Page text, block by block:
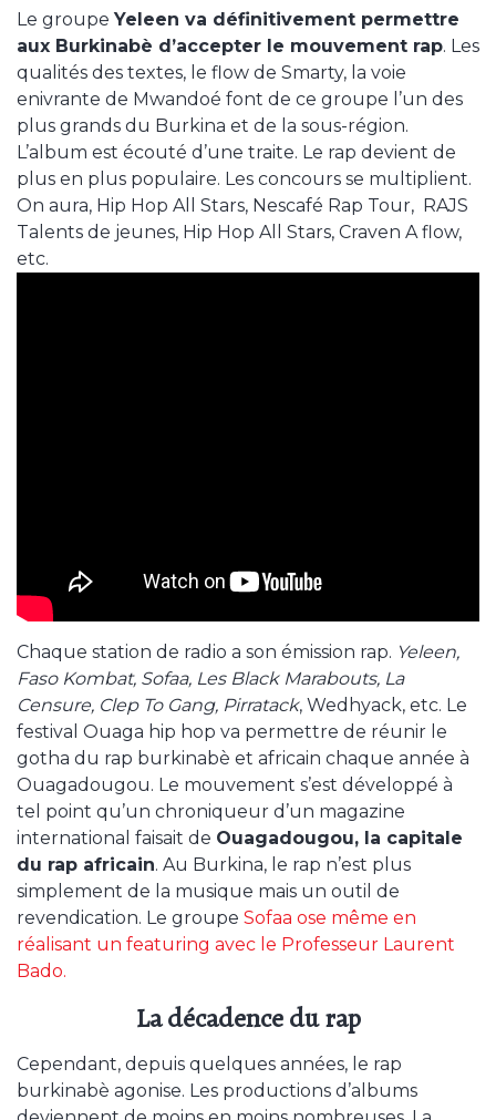
Le groupe Yeleen va définitivement permettre
aux Burkinabè d’accepter le mouvement rap. Les
qualités des textes, le flow de Smarty, la voie
enivrante de Mwandoé font de ce groupe l’un des
plus grands du Burkina et de la sous-région.
L’album est écouté d’une traite. Le rap devient de
plus en plus populaire. Les concours se multiplient.
On aura, Hip Hop All Stars, Nescafé Rap Tour, RAJS
Talents de jeunes, Hip Hop All Stars, Craven A flow,
etc.
Chaque station de radio a son émission rap. Yeleen,
Faso Kombat, Sofaa, Les Black Marabouts, La
Censure, Clep To Gang, Pirratack, Wedhyack, etc. Le
festival Ouaga hip hop va permettre de réunir le
gotha du rap burkinabè et africain chaque année à
Ouagadougou. Le mouvement s’est développé à
tel point qu’un chroniqueur d’un magazine
international faisait de Ouagadougou, la capitale
du rap africain. Au Burkina, le rap n’est plus
simplement de la musique mais un outil de
revendication. Le groupe Sofaa ose même en
réalisant un featuring avec le Professeur Laurent
Bado.
La décadence du rap
Cependant, depuis quelques années, le rap
burkinabè agonise. Les productions d’albums